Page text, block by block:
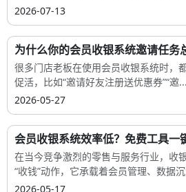
2026-07-13
为什么你的会员收银系统邀请任务
很多门店老板在使用会员收银系统时，
促活，比如“邀请好友注册送优惠券”“邀...
2026-05-27
会员收银系统效率低？免费工具一
在当今竞争激烈的零售与服务行业，收
“收钱”动作，它承载着会员管理、数据
2026-05-17